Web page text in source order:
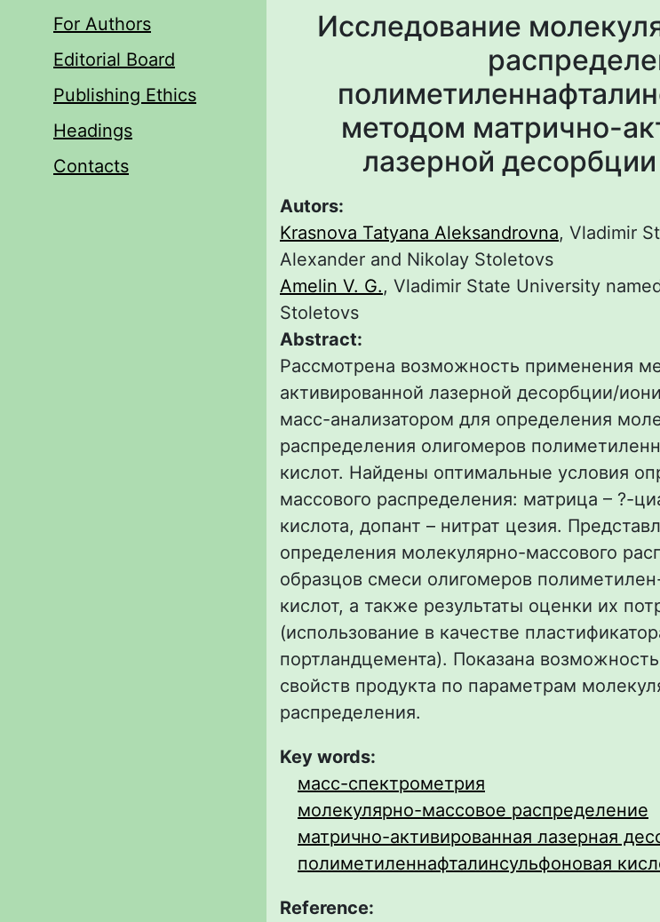
For Authors
Editorial Board
Publishing Ethics
Headings
Contacts
Исследование
методом матрично-
лазерной
Autors:
Krasnova Tatyana Aleksandrovna, Vladimir
Alexander and Nikolay Stoletovs
Amelin V. G., Vladimir State University
Stoletovs
Abstract:
Рассмотрена возможность применения
активированной лазерной десорбции/
масс-анализатором для определения
распределения олигомеров
кислот. Найдены оптимальные условия
массового распределения: матрица – ?-
кислота, допант – нитрат цезия.
определения молекулярно-массового
образцов смеси олигомеров
кислот, а также результаты оценки их
(использование в качестве
портландцемента). Показана
свойств продукта по параметрам
распределения.
Key words:
масс-спектрометрия
молекулярно-массовое распределение
матрично-активированная лазерная
полиметиленнафталинсульфоновая
Reference: